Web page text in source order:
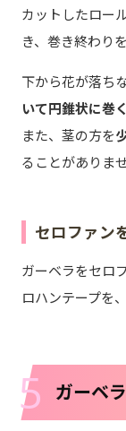
カットしたロー
き、巻き終わり
下から花が落ち
いて円錐状に巻く
また、茎の方を
ることがありませ
セロファン
ガーベラをセロ
ロハンテープを、
5 ガーベ